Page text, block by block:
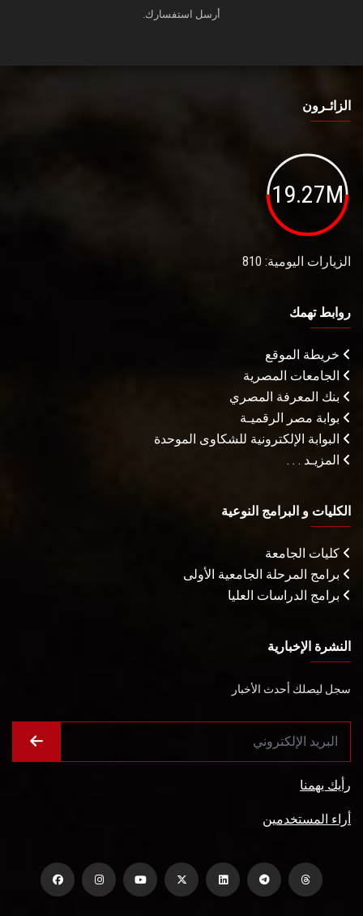
أرسل استفسارك.
الزائـرون
19.27M
الزيارات اليومية: 810
روابط تهمك
خريطة الموقع
الجامعات المصرية
بنك المعرفة المصري
بوابة مصر الرقميـة
البوابة الإلكترونية للشكاوى الموحدة
المزيـد . . .
الكليات و البرامج النوعية
كليات الجامعة
برامج المرحلة الجامعية الأولى
برامج الدراسات العليا
النشرة الإخبارية
سجل ليصلك أحدث الأخبار
رأيك يهمنا
أراء المستخدمين